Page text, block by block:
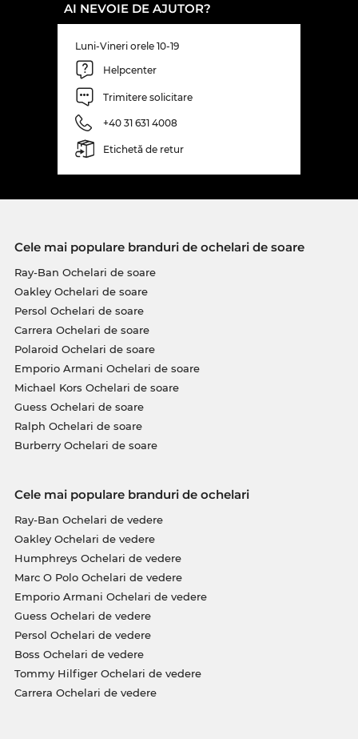
AI NEVOIE DE AJUTOR?
Luni-Vineri orele 10-19
Helpcenter
Trimitere solicitare
+40 31 631 4008
Etichetă de retur
Cele mai populare branduri de ochelari de soare
Ray-Ban Ochelari de soare
Oakley Ochelari de soare
Persol Ochelari de soare
Carrera Ochelari de soare
Polaroid Ochelari de soare
Emporio Armani Ochelari de soare
Michael Kors Ochelari de soare
Guess Ochelari de soare
Ralph Ochelari de soare
Burberry Ochelari de soare
Cele mai populare branduri de ochelari
Ray-Ban Ochelari de vedere
Oakley Ochelari de vedere
Humphreys Ochelari de vedere
Marc O Polo Ochelari de vedere
Emporio Armani Ochelari de vedere
Guess Ochelari de vedere
Persol Ochelari de vedere
Boss Ochelari de vedere
Tommy Hilfiger Ochelari de vedere
Carrera Ochelari de vedere